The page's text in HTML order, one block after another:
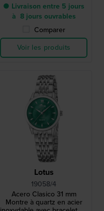
● Livraison entre 5 jours
à 8 jours ouvrables
Comparer
Voir les produits
Lotus
19058/4
Acero Clasico 31 mm
Montre à quartz en acier